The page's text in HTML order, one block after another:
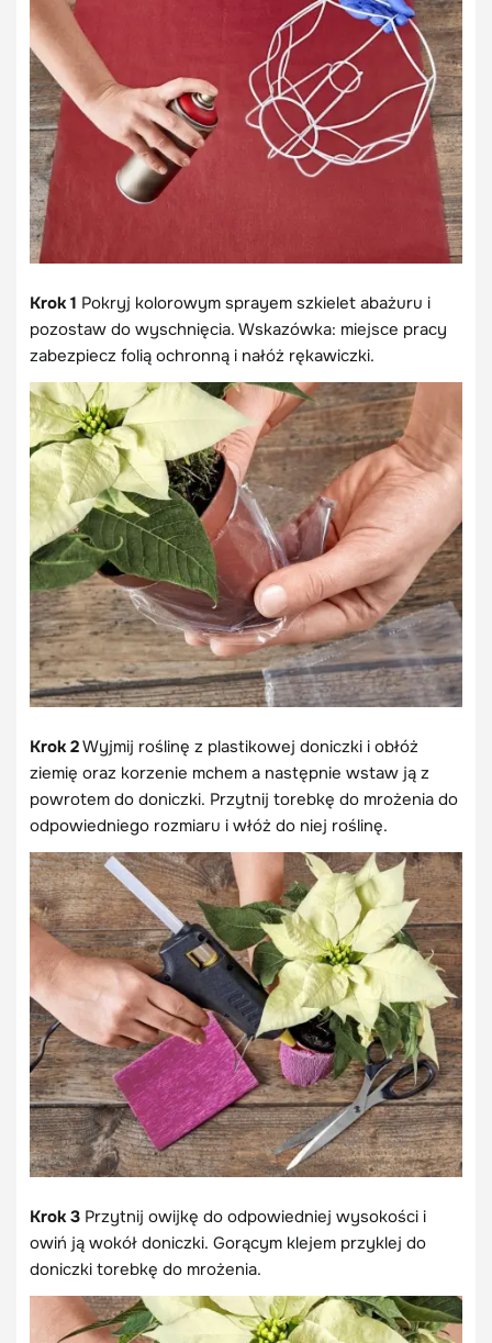
Krok 1 Pokryj kolorowym sprayem szkielet abażuru i
pozostaw do wyschnięcia. Wskazówka: miejsce pracy
zabezpiecz folią ochronną i nałóż rękawiczki.
Krok 2Wyjmij roślinę z plastikowej doniczki i obłóż
ziemię oraz korzenie mchem a następnie wstaw ją z
powrotem do doniczki. Przytnij torebkę do mrożenia do
odpowiedniego rozmiaru i włóż do niej roślinę.
Krok 3 Przytnij owijkę do odpowiedniej wysokości i
owiń ją wokół doniczki. Gorącym klejem przyklej do
doniczki torebkę do mrożenia.